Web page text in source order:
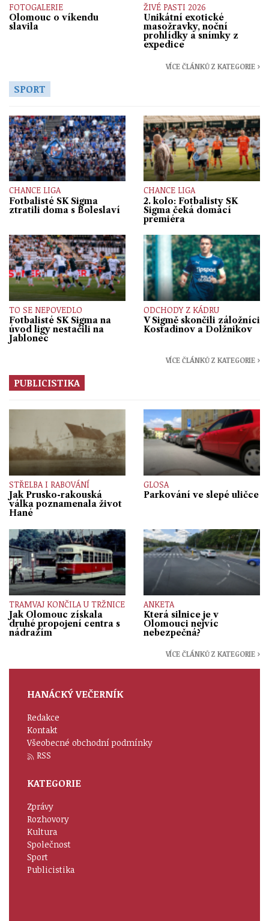
FOTOGALERIE
Olomouc o víkendu
slavila
ŽIVÉ PASTI 2026
Unikátní exotické
masožravky, noční
prohlídky a snímky z
expedice
VÍCE ČLÁNKŮ Z KATEGORIE ›
SPORT
CHANCE LIGA
Fotbalisté SK Sigma
ztratili doma s Boleslaví
CHANCE LIGA
2. kolo: Fotbalisty SK
Sigma čeká domácí
premiéra
TO SE NEPOVEDLO
Fotbalisté SK Sigma na
úvod ligy nestačili na
Jablonec
ODCHODY Z KÁDRU
V Sigmě skončili záložníci
Kostadinov a Dolžnikov
VÍCE ČLÁNKŮ Z KATEGORIE ›
PUBLICISTIKA
STŘELBA I RABOVÁNÍ
Jak Prusko-rakouská
válka poznamenala život
Hané
GLOSA
Parkování ve slepé uličce
TRAMVAJ KONČILA U TRŽNICE
Jak Olomouc získala
druhé propojení centra s
nádražím
ANKETA
Která silnice je v
Olomouci nejvíc
nebezpečná?
VÍCE ČLÁNKŮ Z KATEGORIE ›
HANÁCKÝ VEČERNÍK
Redakce
Kontakt
Všeobecné obchodní podmínky
RSS
KATEGORIE
Zprávy
Rozhovory
Kultura
Společnost
Sport
Publicistika